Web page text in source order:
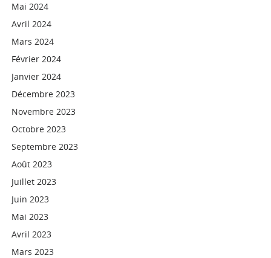
Mai 2024
Avril 2024
Mars 2024
Février 2024
Janvier 2024
Décembre 2023
Novembre 2023
Octobre 2023
Septembre 2023
Août 2023
Juillet 2023
Juin 2023
Mai 2023
Avril 2023
Mars 2023